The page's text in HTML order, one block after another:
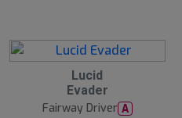
Lucid
Evader
Fairway Driver A